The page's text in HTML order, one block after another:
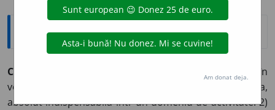
Explicative DEX
C
1) Scriere tipărită, legată sau broșată în
volum. ◊
lucrare preferată de cineva,
absolut indispensabilă într-un domeniu de activitate. 2)
Am donat deja.